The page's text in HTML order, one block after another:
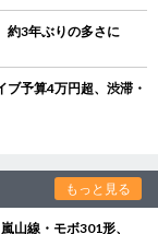
約3年ぶりの多さに
予算4万円超、渋滞・
もっと見る
山線・モボ301形、